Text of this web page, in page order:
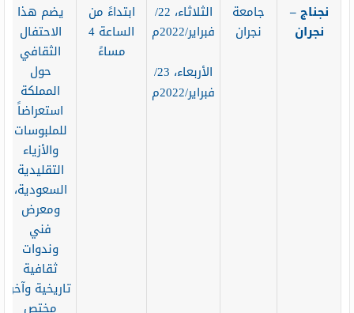
نجناج –
نجران
جامعة
نجران
الثلاثاء، 22/
فبراير/2022م
الأربعاء، 23/
فبراير/2022م
ابتداءً من
الساعة 4
مساءً
يضم هذا
الاحتفال
الثقافي
حول
المملكة
استعراضاً
للملبوسات
والأزياء
التقليدية
السعودية،
ومعرض
فني
وندوات
ثقافية
تاريخية وآخر
مختص